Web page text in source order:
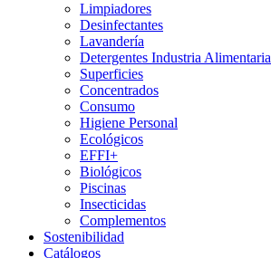
Limpiadores
Desinfectantes
Lavandería
Detergentes Industria Alimentaria
Superficies
Concentrados
Consumo
Higiene Personal
Ecológicos
EFFI+
Biológicos
Piscinas
Insecticidas
Complementos
Sostenibilidad
Catálogos